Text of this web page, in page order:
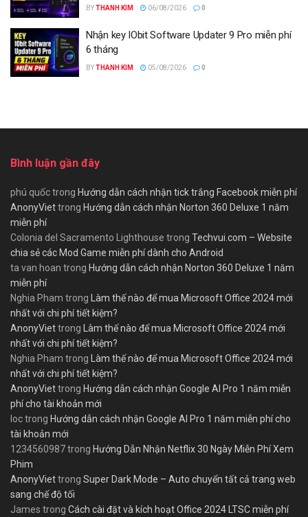
BYTHANH KIM 06/08/2026 0
Nhận key IObit Software Updater 9 Pro miễn phí
6 tháng
BYTHANH KIM 05/08/2026 0
Bình luận gần đây
phú quốctrong Hướng dẫn cách nhận tick trắng Facebook miễn phí
AnonyViettrong Hướng dẫn cách nhận Norton 360 Deluxe 1 năm
miễn phí
Colonia del Sacramento Lighthouse trong Techvui.com – Website
chia sẻ các Mod Game miễn phí dành cho Android
ta van hoan trong Hướng dẫn cách nhận Norton 360 Deluxe 1 năm
miễn phí
Nghia Pham trong Làm thế nào để mua Microsoft Office 2024 mới
nhất với chi phí tiết kiệm?
AnonyViettrong Làm thế nào để mua Microsoft Office 2024 mới
nhất với chi phí tiết kiệm?
Nghia Pham trong Làm thế nào để mua Microsoft Office 2024 mới
nhất với chi phí tiết kiệm?
AnonyViettrong Hướng dẫn cách nhận Google AI Pro 1 năm miễn
phí cho tài khoản mới
loctrong Hướng dẫn cách nhận Google AI Pro 1 năm miễn phí cho
tài khoản mới
1234560987trong Hướng Dẫn Nhận Netflix 30 Ngày Miễn Phí Xem
Phim
AnonyViettrong Super Dark Mode – Auto chuyển tất cả trang web
sang chế độ tối
James trong Cách cài đặt và kích hoạt Office 2024 LTSC miễn phí